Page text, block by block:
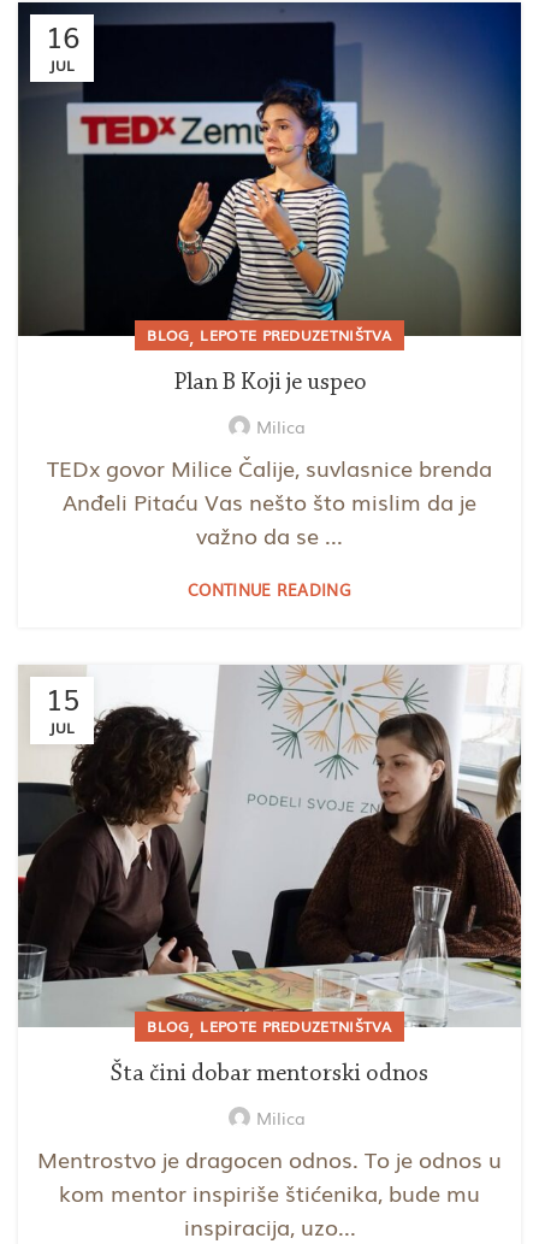
16
JUL
BLOG, LEPOTE PREDUZETNIŠTVA
Plan B Koji je uspeo
Milica
TEDx govor Milice Čalije, suvlasnice brenda
Anđeli Pitaću Vas nešto što mislim da je
važno da se ...
CONTINUE READING
15
JUL
BLOG, LEPOTE PREDUZETNIŠTVA
Šta čini dobar mentorski odnos
Milica
Mentrostvo je dragocen odnos. To je odnos u
kom mentor inspiriše štićenika, bude mu
inspiracija, uzo...